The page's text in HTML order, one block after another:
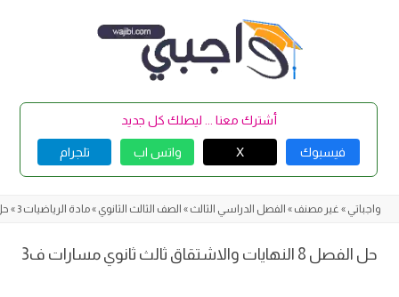
أشترك معنا ... ليصلك كل جديد
فيسبوك X واتس اب تلجرام
واجباتي » غير مصنف » الفصل الدراسي الثالث » الصف الثالث الثانوي »مادة الرياضيات 3 »
حل الفصل 8 النهايات والاشتقاق ثالث ثانوي مسارات ف3